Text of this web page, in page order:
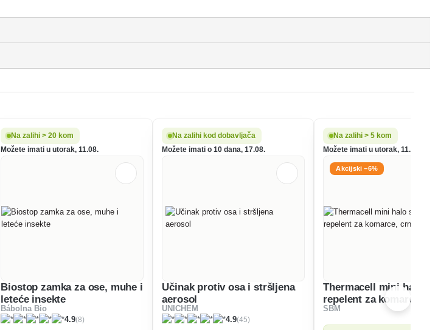
Na zalihi > 20 kom
Možete imati u utorak, 11.08.
Biostop zamka za ose, muhe i
leteće insekte
Bábolna Bio
4.9(8)
Na zalihi kod dobavljača
Možete imati o 10 dana, 17.08.
Učinak protiv osa i stršljena
aerosol
UNICHEM
4.9(45)
Na zalihi > 5 kom
Možete imati u utorak, 11.08.
Akcijski −6%
Thermacell mini halo
repelent za komarce,
SBM